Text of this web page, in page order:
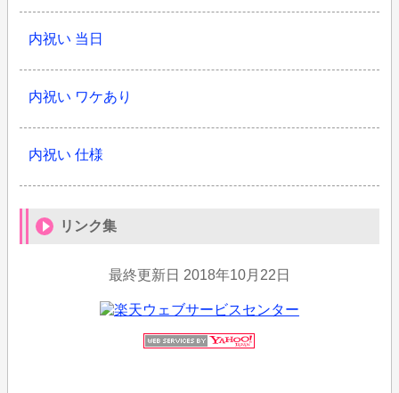
内祝い 当日
内祝い ワケあり
内祝い 仕様
リンク集
最終更新日 2018年10月22日